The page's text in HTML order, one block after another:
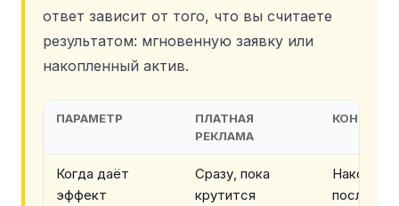
ответ зависит от того, что вы считаете
результатом: мгновенную заявку или
накопленный актив.
ПАРАМЕТР
ПЛАТНАЯ
РЕКЛАМА
КОНТЕНТ
Когда даёт
эффект
Сразу, пока
крутится
после